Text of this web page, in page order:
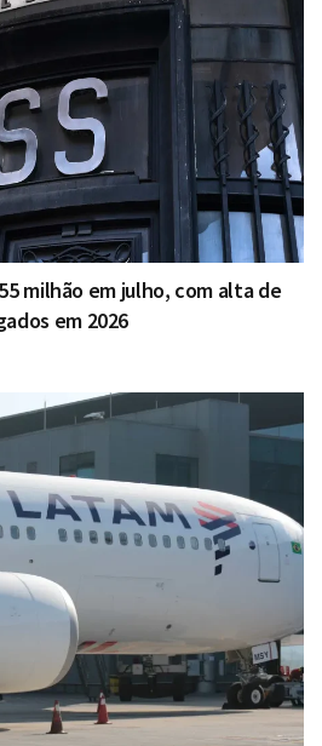
milhão em julho, com alta de
em 2026